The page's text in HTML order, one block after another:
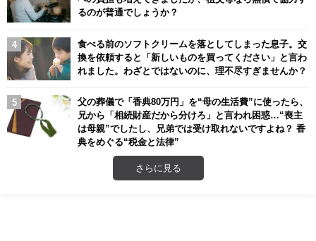
るのが普通でしょうか？
食べる前のソフトクリームを落としてしまった息子。交
換を依頼すると「新しいものを買ってください」と言わ
れました。わざとではないのに、理不尽すぎませんか？
父の葬儀で「香典80万円」を“母の生活費”に使ったら、
兄から「相続財産だから分けろ」と言われ困惑…“喪主
は母親”でしたし、兄弟では受け取れないですよね？ 香
典をめぐる“税金と法律”
さらに見る